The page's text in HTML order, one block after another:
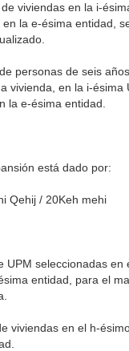
viviendas en la i-
la e-ésima entidad,
personas de seis
vivienda, en la i-ésima
la e-ésima entidad.
está dado por:
Qehij / 20Keh mehi
UPM seleccionadas en
entidad, para el
viviendas en el h-